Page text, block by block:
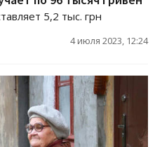
5,2 тыс. грн
4 июля 2023, 12:24